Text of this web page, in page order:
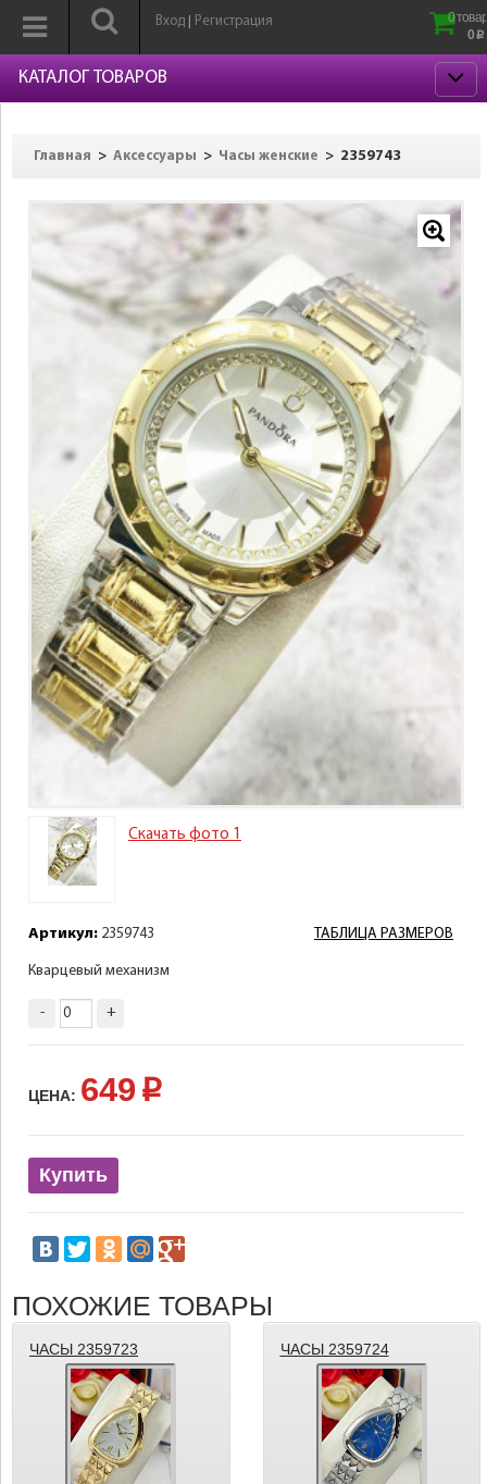
Вход Регистрация
0
0 p
КАТАЛОГ ТОВАРОВ
Главная > Аксессуары > Часы женские > 2359743
Скачать фото 1
ТАБЛИЦА РАЗМЕРОВ
Артикул: 2359743
Кварцевый механизм
- +
ЦЕНА: 649 p
Купить
ПОХОЖИЕ ТОВАРЫ
ЧАСЫ 2359723 ЧАСЫ 2359724